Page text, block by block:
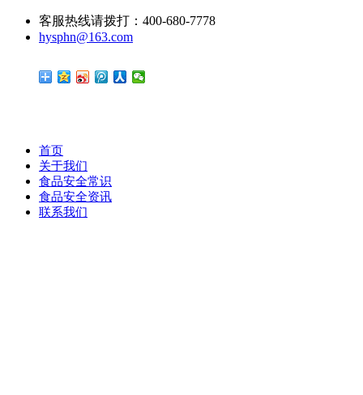
客服热线请拨打：400-680-7778
hysphn@163.com
首页
关于我们
食品安全常识
食品安全资讯
联系我们